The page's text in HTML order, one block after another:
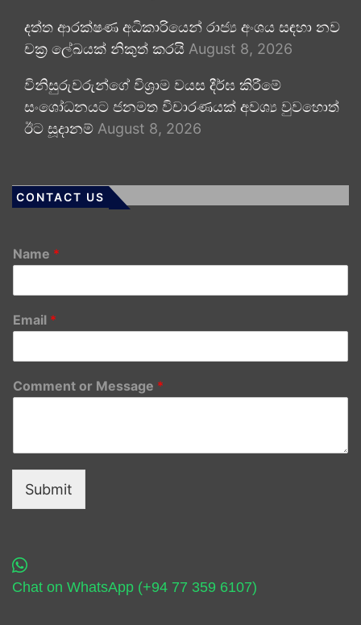
දත්ත ආරක්ෂණ අධිකාරියෙන් රාජ්‍ය අංශය සඳහා නව
චක්‍ර ලේඛයක් නිකුත් කරයි August 8, 2026
විනිසුරුවරුන්ගේ විශ්‍රාම වයස දීර්ඝ කිරීමේ
සංශෝධනයට ජනමත විචාරණයක් අවශ්‍ය වුවහොත්
ඊට සූදානම් August 8, 2026
CONTACT US
Name *
Email *
Comment or Message *
Submit
Chat on WhatsApp (+94 77 359 6107)